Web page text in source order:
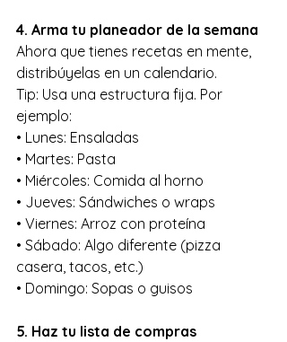
4. Arma tu planeador de la semana
Ahora que tienes recetas en mente,
distribúyelas en un calendario.
Tip: Usa una estructura fija. Por
ejemplo:
• Lunes: Ensaladas
• Martes: Pasta
• Miércoles: Comida al horno
• Jueves: Sándwiches o wraps
• Viernes: Arroz con proteína
• Sábado: Algo diferente (pizza
casera, tacos, etc.)
• Domingo: Sopas o guisos
5. Haz tu lista de compras